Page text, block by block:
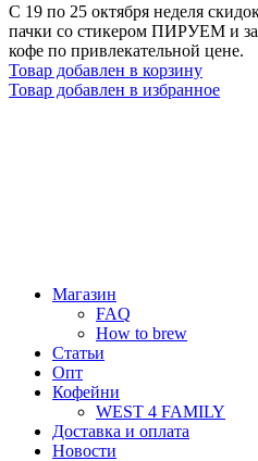
С 19 по 25 октября неделя
пачки со стикером ПИРУЕМ и
кофе по привлекательной цене.
Товар добавлен в корзину
Товар добавлен в избранное
Магазин
FAQ
How to brew
Статьи
Опт
Кофейни
WEST 4 FAMILY
Доставка и оплата
Новости